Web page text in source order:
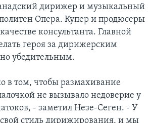
дирижер и музыкальный
Опера. Купер и продюсеры
консультанта. Главной
героя за дирижерским
убедительным.
в том, чтобы размахивание
не вызывало недоверие у
- заметил Незе-Сеген. - У
стиль дирижирования, и мы